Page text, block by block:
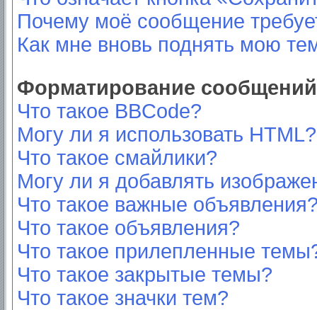
Почему моё сообщение
Как мне вновь поднять мою
Форматирование
Что такое BBCode?
Могу ли я использовать HTML?
Что такое смайлики?
Могу ли я добавлять
Что такое важные
Что такое объявления?
Что такое прилепленные
Что такое закрытые темы?
Что такое значки тем?